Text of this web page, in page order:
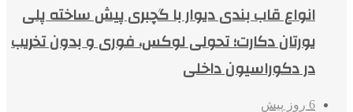
انواع قاب بندی دیوار با گچبری پیش ساخته پلی
یورتان دکارت؛ تحولی لوکس، فوری و بدون تخریب
در دکوراسیون داخلی
6 روز پیش